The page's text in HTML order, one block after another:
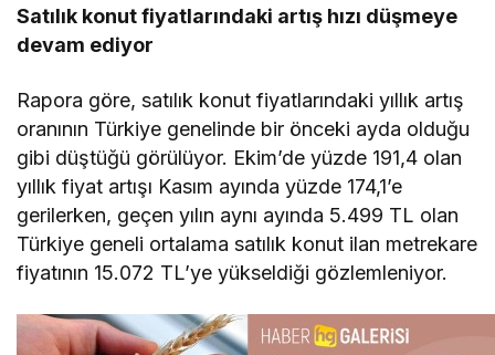
Satılık konut fiyatlarındaki artış hızı düşmeye
devam ediyor
Rapora göre, satılık konut fiyatlarındaki yıllık artış
oranının Türkiye genelinde bir önceki ayda olduğu
gibi düştüğü görülüyor. Ekim’de yüzde 191,4 olan
yıllık fiyat artışı Kasım ayında yüzde 174,1’e
gerilerken, geçen yılın aynı ayında 5.499 TL olan
Türkiye geneli ortalama satılık konut ilan metrekare
fiyatının 15.072 TL’ye yükseldiği gözlemleniyor.